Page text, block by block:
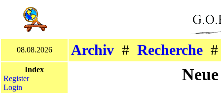
08.08.2026 Archiv # Recherche
Index
Register
Login